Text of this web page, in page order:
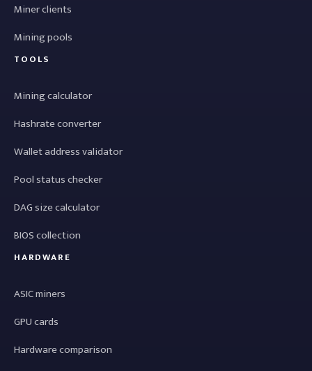
Miner clients
Mining pools
TOOLS
Mining calculator
Hashrate converter
Wallet address validator
Pool status checker
DAG size calculator
BIOS collection
HARDWARE
ASIC miners
GPU cards
Hardware comparison